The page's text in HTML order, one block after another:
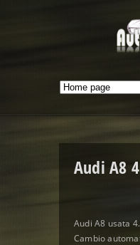
Audi A8
Audi A8 usata
Cambio